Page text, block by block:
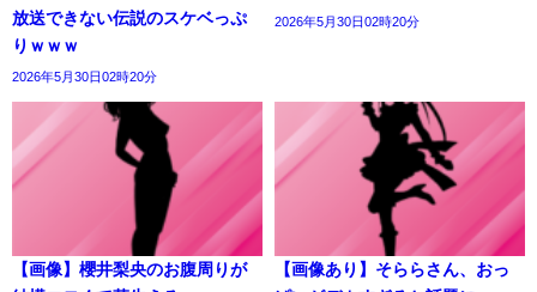
放送できない伝説のスケベっぷ
りｗｗｗ
2026年5月30日02時20分
2026年5月30日02時20分
【画像】櫻井梨央のお腹周りが
【画像あり】そららさん、おっ